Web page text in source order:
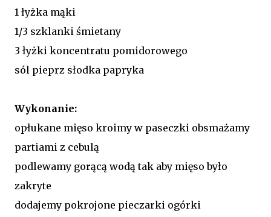
1 łyżka mąki
1/3 szklanki śmietany
3 łyżki koncentratu pomidorowego
sól pieprz słodka papryka
Wykonanie:
opłukane mięso kroimy w paseczki obsmażamy
partiami z cebulą
podlewamy gorącą wodą tak aby mięso było
zakryte
dodajemy pokrojone pieczarki ogórki